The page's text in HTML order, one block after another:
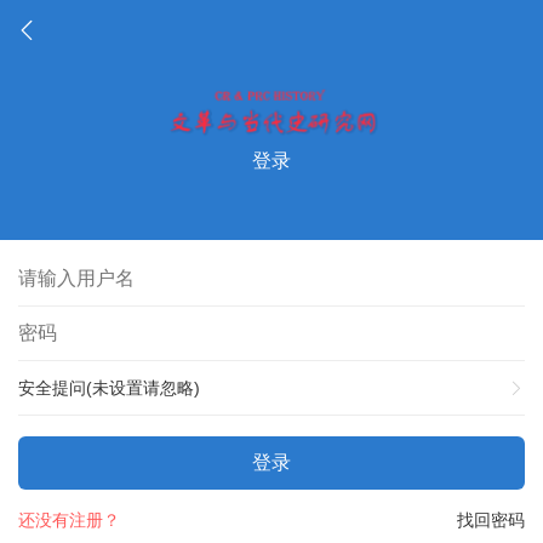
登录
安全提问(未设置请忽略)
登录
找回密码
还没有注册？